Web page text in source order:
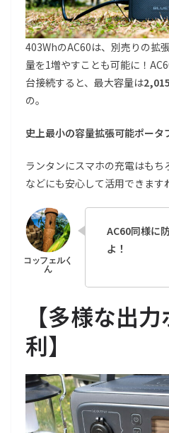
403WhのAC60は、別売りの拡
量を1増やすことも可能に！
台接続すると、最大容量は
の。
史上最小の容量拡張可能ポータ
ランタンにスマホの充電はもち
などにも安心して活用できます
AC60同様に
よ！
【多様な出
利】